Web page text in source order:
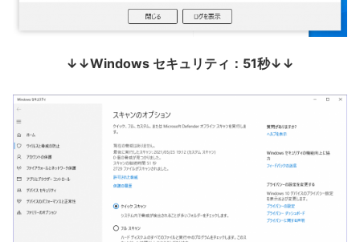
↓↓Windows セキュリティ：51秒↓↓